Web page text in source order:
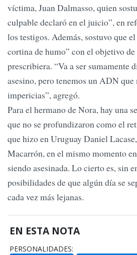
víctima, Juan Dalmasso, quien
culpable declaró en el juicio”, en
los testigos. Además, sostuvo que
cortina de humo” con el objetivo
prescribiera. “Va a ser sumamente
asesino, pero tenemos un ADN
impericias”, agregó.
Para el hermano de Nora, hay una
que no se profundizaron como el
que hizo en Uruguay Daniel
Macarrón, en el mismo momento
siendo asesinada. Lo cierto es, sin
posibilidades de que algún día se
cada vez más lejanas.
EN ESTA NOTA
PERSONALIDADES: